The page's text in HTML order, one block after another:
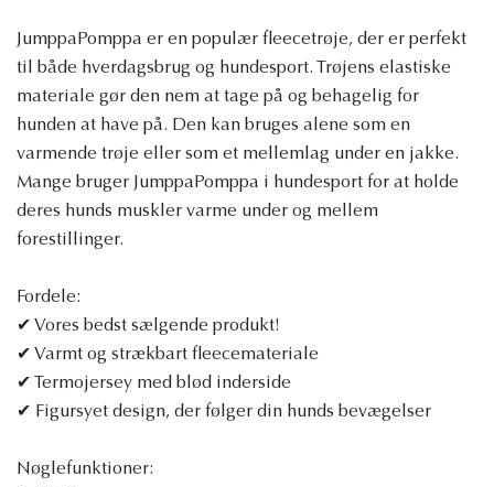
JumppaPomppa er en populær fleecetrøje, der er perfekt
til både hverdagsbrug og hundesport. Trøjens elastiske
materiale gør den nem at tage på og behagelig for
hunden at have på. Den kan bruges alene som en
varmende trøje eller som et mellemlag under en jakke.
Mange bruger JumppaPomppa i hundesport for at holde
deres hunds muskler varme under og mellem
forestillinger.
Fordele:
✔ Vores bedst sælgende produkt!
✔ Varmt og strækbart fleecemateriale
✔ Termojersey med blød inderside
✔ Figursyet design, der følger din hunds bevægelser
Nøglefunktioner: